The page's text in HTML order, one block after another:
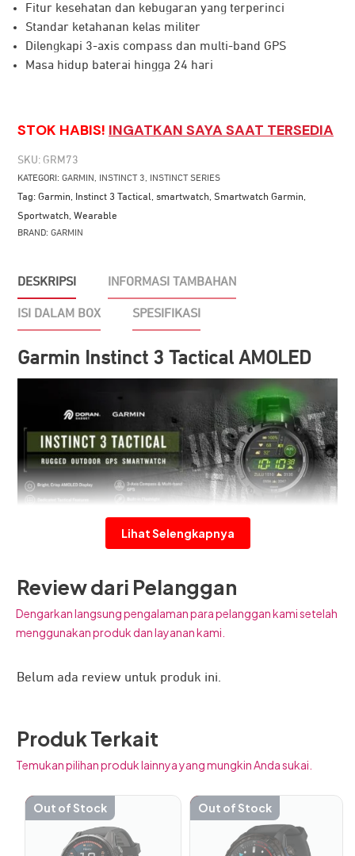
Rp
Fitur kesehatan dan kebugaran yang terperinci
Standar ketahanan kelas militer
Dilengkapi 3-axis compass dan multi-band GPS
Masa hidup baterai hingga 24 hari
STOK HABIS! INGATKAN SAYA SAAT TERSEDIA
SKU: GRM73
KATEGORI: GARMIN, INSTINCT 3, INSTINCT SERIES
Tag: Garmin, Instinct 3 Tactical, smartwatch, Smartwatch Garmin,
Sportwatch, Wearable
BRAND: GARMIN
DESKRIPSI INFORMASI TAMBAHAN
ISI DALAM BOX SPESIFIKASI
Garmin Instinct 3 Tactical AMOLED
unggulan dari Garmin yang dirancang khusus untuk
adventure dan taktis. Memiliki desain tangguh, dan fitur
unggulan lainnya menjadikannya bisa diandalkan di
Lihat Selengkapnya
Review dari Pelanggan
Dengarkan langsung pengalaman para pelanggan kami setelah
menggunakan produk dan layanan kami.
Belum ada review untuk produk ini.
Produk Terkait
Temukan pilihan produk lainnya yang mungkin Anda sukai.
-10%
Out of Stock -15%
Out of Stock